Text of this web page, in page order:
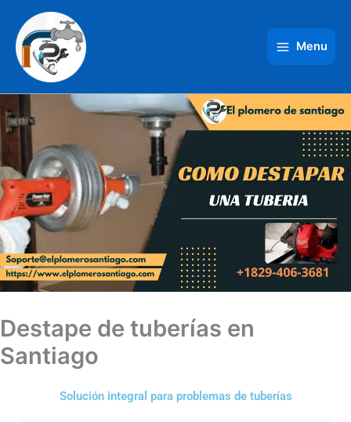
contenido
Menu
Destape de tuberías en
Santiago
Solución integral para problemas de tuberías